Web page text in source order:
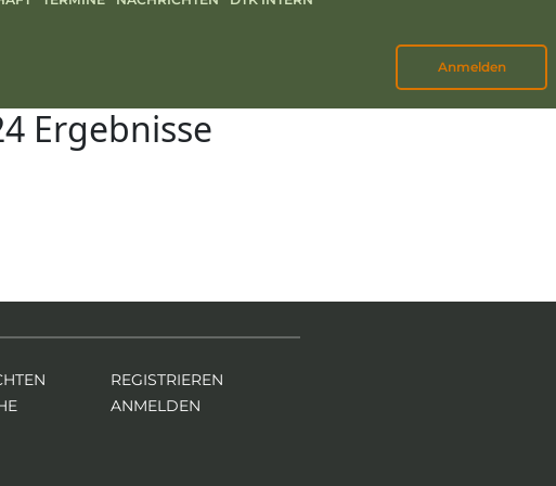
Anmelden
Ergebnisse
REGISTRIEREN
ANMELDEN